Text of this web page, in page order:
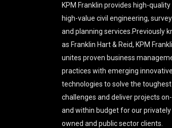
KPM Franklin provides high-quality
high-value civil engineering,
and planning services.Previously
as Franklin Hart & Reid, KPM
unites proven business
practices with emerging innovative
technologies to solve the toughest
challenges and deliver projects
and within budget for our privately
owned and public sector clients.